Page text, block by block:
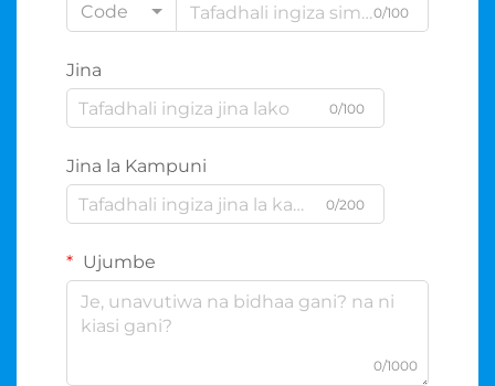
Code
0/100
Jina
0/100
Jina la Kampuni
0/200
Ujumbe
0/1000